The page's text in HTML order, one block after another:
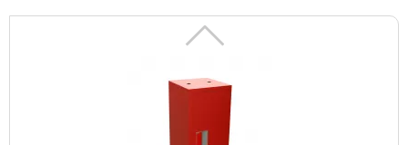
1 007 ₽